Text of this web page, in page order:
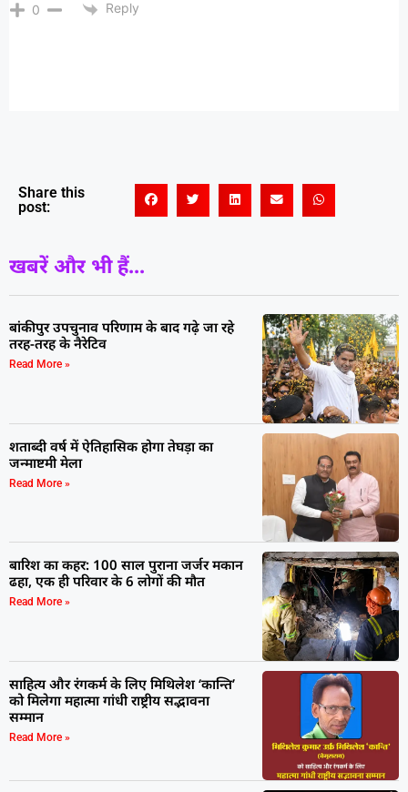
0 Reply
Share this
post:
खबरें और भी हैं...
बांकीपुर उपचुनाव परिणाम के बाद गढ़े जा रहे
तरह-तरह के नैरेटिव
Read More »
शताब्दी वर्ष में ऐतिहासिक होगा तेघड़ा का
जन्माष्टमी मेला
Read More »
बारिश का कहर: 100 साल पुराना जर्जर मकान
ढहा, एक ही परिवार के 6 लोगों की मौत
Read More »
साहित्य और रंगकर्म के लिए मिथिलेश ‘कान्ति’
को मिलेगा महात्मा गांधी राष्ट्रीय सद्भावना
सम्मान
Read More »